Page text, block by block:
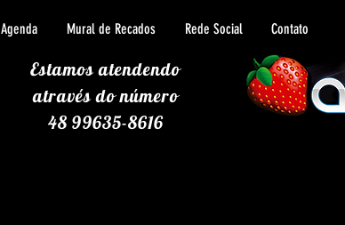
Agenda Mural de Recados Rede Social Contato
Estamos atendendo
atravésdo número
48 99635-8616